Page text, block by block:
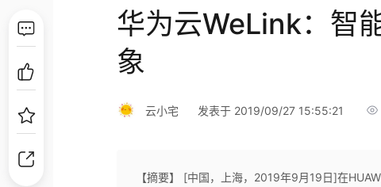
华为云WeLink：智
象
云小宅 发表于 2019/09/27 15:55:21
【摘要】 [中国，上海，2019年9月19日]在